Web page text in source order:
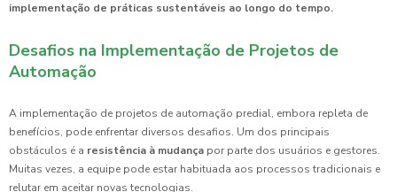
implementação de práticas sustentáveis ao longo do tempo.
Desafios na Implementação de Projetos de
Automação
A implementação de projetos de automação predial, embora repleta de
benefícios, pode enfrentar diversos desafios. Um dos principais
obstáculos é a resistência à mudança por parte dos usuários e gestores.
Muitas vezes, a equipe pode estar habituada aos processos tradicionais e
relutar em aceitar novas tecnologias.